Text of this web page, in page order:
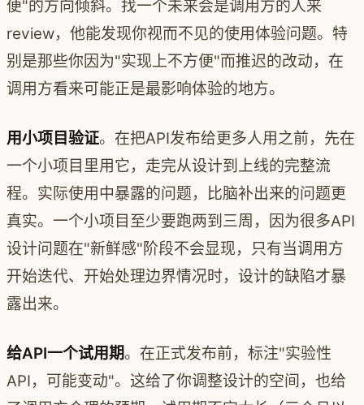
便"的方向倾斜。找一个未来会是调用方的人来
review，他能发现你视而不见的使用体验问题。特
别是那些你因为"实现上不方便"而推迟的改动，在
调用方看来可能正是最影响体验的地方。
用小项目验证。在把API发布给更多人用之前，先在
一个小项目里用它，走完从设计到上线的完整流
程。实际使用中暴露的问题，比脑补出来的问题更
真实。一个小项目至少要跑两到三周，因为很多API
设计问题在"新鲜感"阶段不会显现，只有当调用方
开始迭代、开始处理边界情况时，设计的缺陷才暴
露出来。
给API一个试用期。在正式发布前，标注"实验性
API，可能变动"。这给了你调整设计的空间，也给